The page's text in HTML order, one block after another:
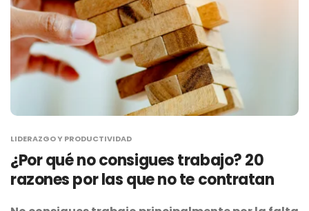
LIDERAZGO Y PRODUCTIVIDAD
¿Por qué no consigues trabajo? 20
razones por las que no te contratan